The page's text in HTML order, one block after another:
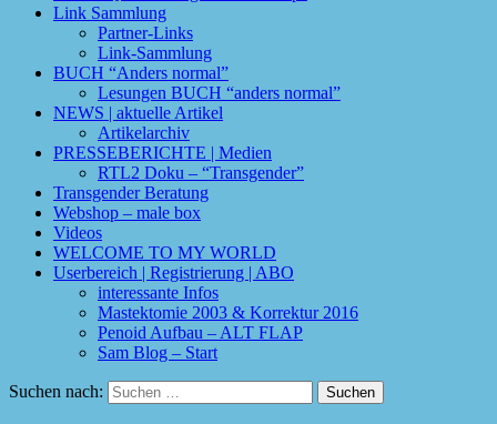
Link Sammlung
Partner-Links
Link-Sammlung
BUCH “Anders normal”
Lesungen BUCH “anders normal”
NEWS | aktuelle Artikel
Artikelarchiv
PRESSEBERICHTE | Medien
RTL2 Doku – “Transgender”
Transgender Beratung
Webshop – male box
Videos
WELCOME TO MY WORLD
Userbereich | Registrierung | ABO
interessante Infos
Mastektomie 2003 & Korrektur 2016
Penoid Aufbau – ALT FLAP
Sam Blog – Start
Suchen nach: